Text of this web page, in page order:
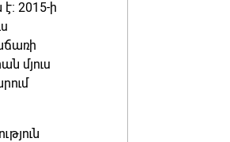
2015-ի
մյուս